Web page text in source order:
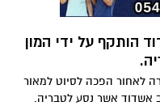
הותקף על ידי המון
לאחור הפכה לסיוט למאור
אשדוד אשר נסע לטבריה.